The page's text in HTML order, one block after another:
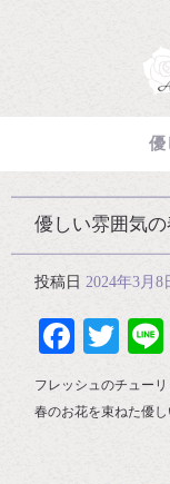
優
優しい雰囲気の
投稿日 2024年3月8
フレッシュのチュー
春のお花を束ねた優